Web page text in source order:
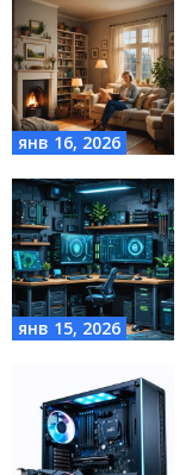
янв 16, 2026
янв 15, 2026